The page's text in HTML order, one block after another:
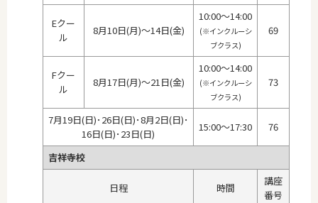
Eクー
ル
8月10日(月)～14日(金)
10:00～14:00
(※インクルーシ
ブクラス)
69
Fクー
ル
8月17日(月)～21日(金)
10:00～14:00
(※インクルーシ
ブクラス)
73
7月19日(日)･26日(日)･8月2日(日)･
16日(日)･23日(日)
15:00～17:30 76
吉祥寺校
日程 時間
講座
番号